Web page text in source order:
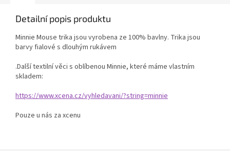
Detailní popis produktu
Minnie Mouse trika jsou vyrobena ze 100% bavlny. Trika jsou
barvy fialové s dlouhým rukávem
.Další textilní věci s oblíbenou Minnie, které máme vlastním
skladem:
https://www.xcena.cz/vyhledavani/?string=minnie
Pouze u nás za xcenu